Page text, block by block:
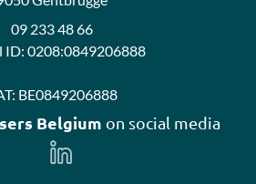
09 233 48 66
ID: 0208:0849206888
BE0849206888
Belgium on social media